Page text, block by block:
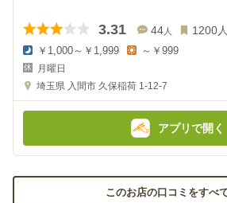
3.31 44人 1200人
夜
の
金
￥1,000～￥1,999
金
額
～￥999
月曜日
埼玉県 入間市 久保稲荷 1-12-7
アプリで開く
このお店の口コミをすべ